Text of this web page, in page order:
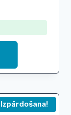
Izpārdošana!